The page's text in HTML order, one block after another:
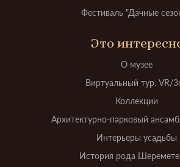
Фестиваль "Дачные
Это
О музее
Виртуальный тур. VR/
Коллекции
Архитектурно-парковый
Интерьеры усадьбы
История рода